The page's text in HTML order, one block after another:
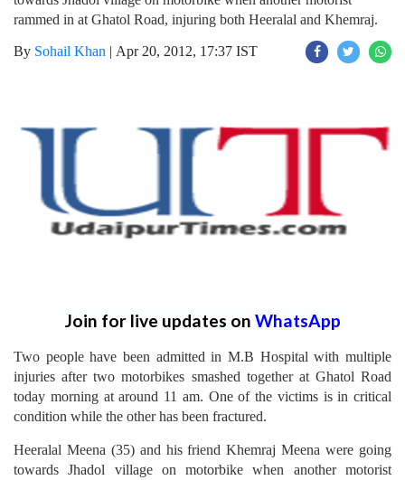
rammed in at Ghatol Road, injuring both Heeralal and Khemraj.
By Sohail Khan | Apr 20, 2012, 17:37 IST
Join for live updates on WhatsApp
Two people have been admitted in M.B Hospital with multiple
injuries after two motorbikes smashed together at Ghatol Road
today morning at around 11 am. One of the victims is in critical
condition while the other has been fractured.
Heeralal Meena (35) and his friend Khemraj Meena were going
towards Jhadol village on motorbike when another motorist